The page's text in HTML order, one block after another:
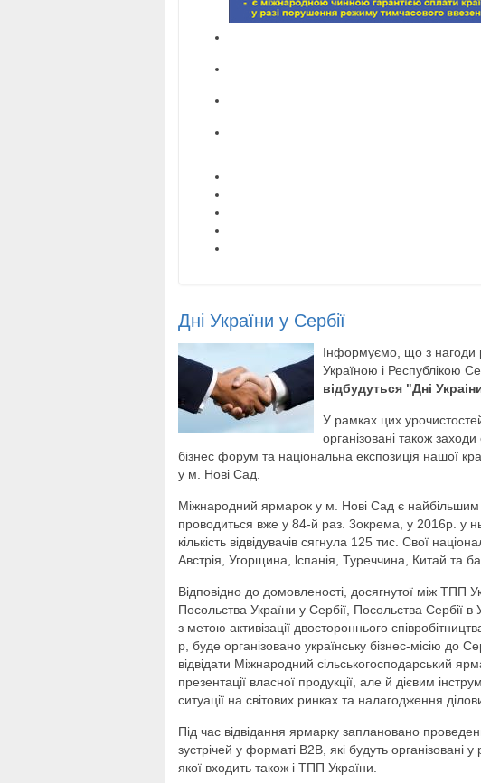
Дні України у Сербії
Інформуємо, що з нагоди
Україною i Республiкою
вiдбудуться "Днi
У рамках цих
органiзованi також
бiзнес форум та нацiональна експозицiя нашої
у м. Hoвi Сад.
Мiжнародний ярмарок у м. Hoвi Сад є найбiльшим
проводиться вже у 84-й раз. 3окрема, у 2016р. у
кiлькiсть вiдвiдувачiв сягнула 125 тис. Свої
Австрiя, Угорщина, lспанiя, Туреччина, Китай та
Вiдповiдно до домовленостi, досягнутої мiж ТПП
Посольства України у Сербiї, Посольства Сербiї
з метою активiзацiї двостороннього
р, буде органiзовано українську бiзнес-мiсiю до
вiдвiдати Мiжнародний сiльськогосподарський
презентацiї власної продукцiї, але й дiєвим
ситуацiї на свiтових ринках та налагодження
Пiд час вiдвiдання ярмарку заплановано
зустрiчей у форматi В2В, якi будуть органiзованi
якої входить також i ТПП України.